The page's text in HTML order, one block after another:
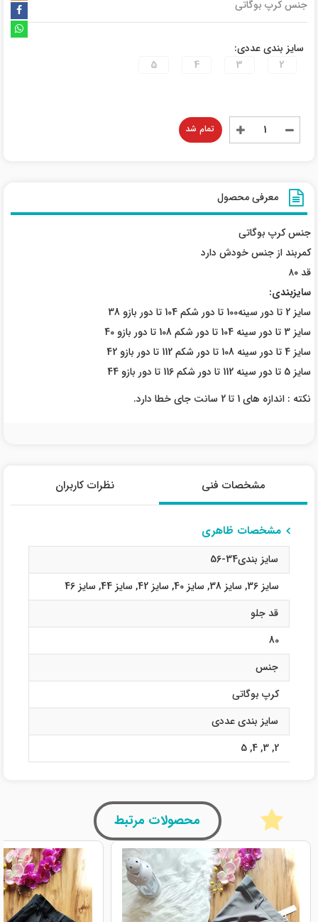
جنس کرپ بوگاتی
سایز بندی عددی:
2
3
4
5
تمام شد
معرفی محصول
جنس کرپ بوگاتی
کمربند از جنس خودش دارد
قد ۸۰
سایزبندی:
سایز 2 تا دور سینه100 تا دور شکم 104 تا دور بازو 38
سایز 3 تا دور سینه 104 تا دور شکم 108 تا دور بازو 40
سایز 4 تا دور سینه 108 تا دور شکم 112 تا دور بازو 42
سایز 5 تا دور سینه 112 تا دور شکم 116 تا دور بازو 44
نکته : اندازه های 1 تا 2 سانت جای خطا دارد.
مشخصات فنی نظرات کاربران
مشخصات ظاهری
سایز بندی34-56
سایز 36
, سایز 38 , سایز 40 , سایز 42 , سایز 44 , سایز 46
قد جلو
80
جنس
کرپ بوگاتی
سایز بندی عددی
2
,
3
,
4
,
5
محصولات مرتبط